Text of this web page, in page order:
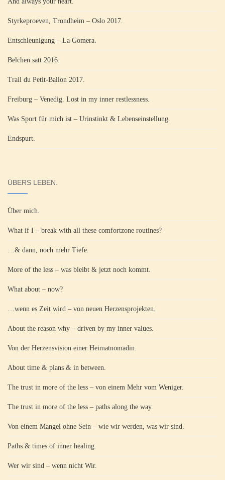
Styrkeproeven, Trondheim – Oslo 2017.
Entschleunigung – La Gomera.
Belchen satt 2016.
Trail du Petit-Ballon 2017.
Freiburg – Venedig. Lost in my inner restlessness.
Was Sport für mich ist – Urinstinkt & Lebenseinstellung.
Endspurt.
ÜBERS LEBEN.
Über mich.
What if I – break with all these comfortzone routines?
…& dann, noch mehr Tiefe.
More of the less – was bleibt & jetzt noch kommt.
What about – now?
…wenn es Zeit wird – von neuen Herzensprojekten.
About the reason why – driven by my inner values.
Von der Herzensvision einer Heimatnomadin.
About time & plans & in between.
The trust in more of the less – von einem Mehr vom Weniger.
The trust in more of the less – paths along the way.
Von einem Mangel ohne Sein – wie wir werden, was wir sind.
Paths & times of inner healing.
Wer wir sind – wenn nicht Wir.